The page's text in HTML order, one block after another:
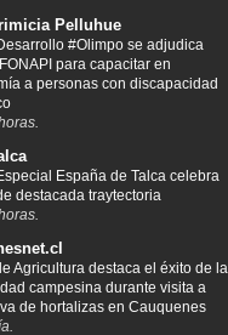
Pelluhue
#Olimpo se adjudica
para capacitar en
a personas con discapacidad
España de Talca celebra
destacada traytectoria
Agricultura destaca el éxito de la
campesina durante visita a
de hortalizas en Cauquenes